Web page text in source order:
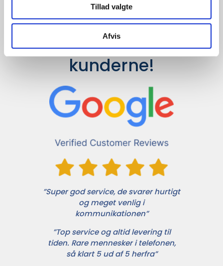
Tillad valgte
Afvis
Det siger
kunderne!
”Super god service, de svarer hurtigt
og meget venlig i
kommunikationen”
”Top service og altid levering til
tiden. Rare mennesker i telefonen,
så klart 5 ud af 5 herfra”